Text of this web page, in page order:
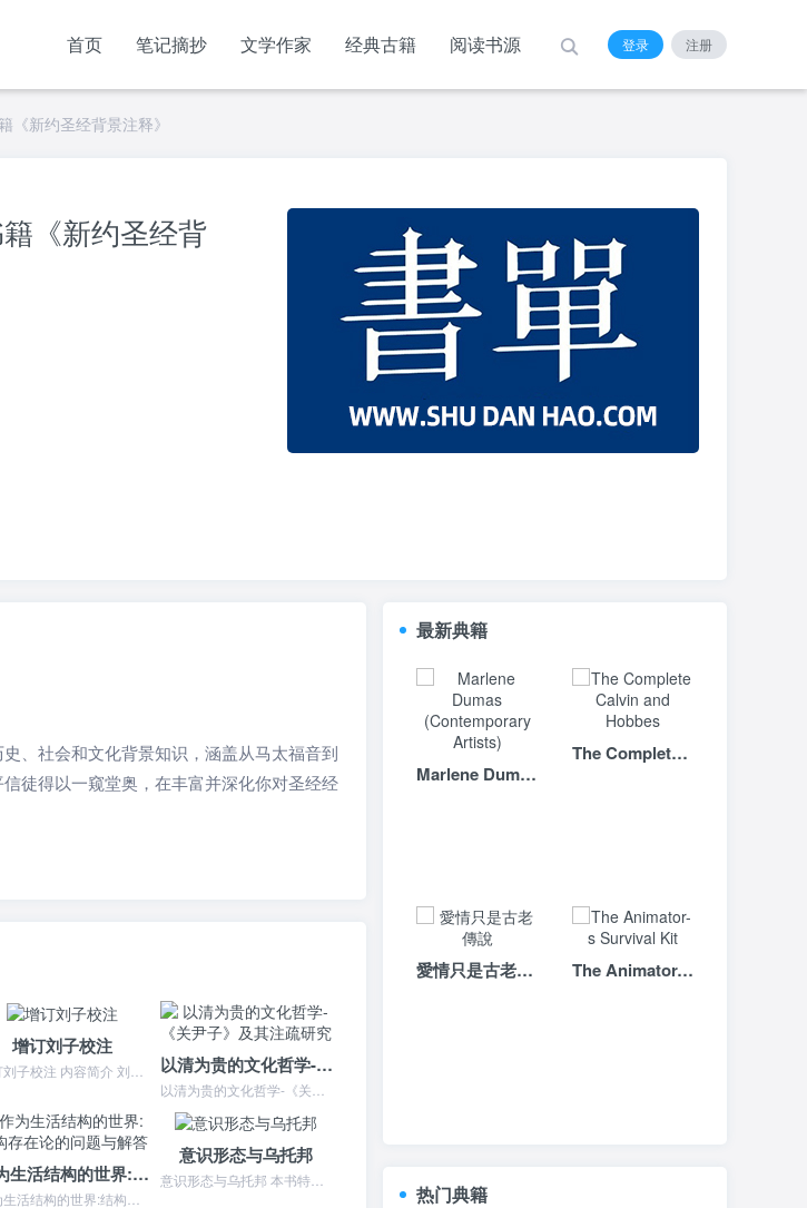
首页 笔记摘抄 文学作家 经典古籍 阅读书源 登录 注册
《新约圣经背景注释》
《新约圣经背
、社会和文化背景知识，涵盖从马太福音到
徒得以一窥堂奥，在丰富并深化你对圣经经
增订刘子校注
以清为贵的文化哲学-《关尹子》及其注疏研究
作为生活结构的世界:结构存在论的问题与解答
意识形态与乌托邦
意识形态与乌托邦 本书特色 本书是德国著名社会学家卡尔曼海姆的一部代表作。原书*初发表于1929年，1936年在美国出版了英译本。全书论述了知识社会学...
最新典籍
Marlene Dumas (Contemporary Artists)
The Complete Calvin and Hobbes
愛情只是古老傳說 The Animator-s Survival Kit
热门典籍